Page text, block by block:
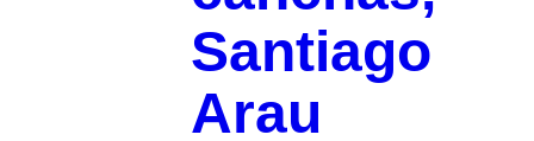
Santiago
Arau